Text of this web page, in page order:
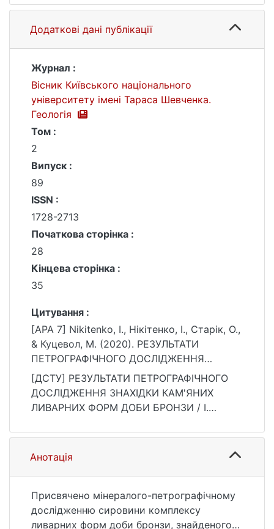
Додаткові дані публікації
Журнал :
Вісник Київського національного
університету імені Тараса Шевченка.
Геологія
Том :
2
Випуск :
89
ISSN :
1728-2713
Початкова сторінка :
28
Кінцева сторінка :
35
Цитування :
[APA 7] Nikitenko, І., Нікітенко, І., Старік, О.,
& Куцевол, М. (2020). РЕЗУЛЬТАТИ
ПЕТРОГРАФІЧНОГО ДОСЛІДЖЕННЯ
ЗНАХІДКИ КАМ'ЯНИХ ЛИВАРНИХ ФОРМ
ДОБИ БРОНЗИ. Вісник Київського
національного університету імені Тараса
https://doi.org/10.17721/1728-2713.89.04
[ДСТУ] РЕЗУЛЬТАТИ ПЕТРОГРАФІЧНОГО
ДОСЛІДЖЕННЯ ЗНАХІДКИ КАМ'ЯНИХ
ЛИВАРНИХ ФОРМ ДОБИ БРОНЗИ / І.
національного університету імені Тараса
Шевченка. Геологія. 2020. Т. 2, № 89. С. 28
—35. DOI: 10.17721/1728-2713.89.04 (дата
Анотація
Присвячено мінералого-петрографічному
дослідженню сировини комплексу
ливарних форм доби бронзи, знайденого